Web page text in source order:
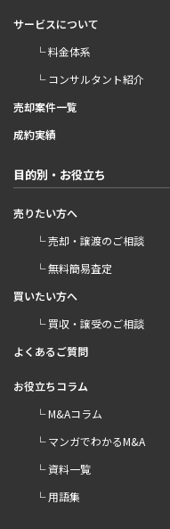
サービスについて
└ 料金体系
└ コンサルタント紹介
売却案件一覧
成約実績
目的別・お役立ち
売りたい方へ
└ 売却・譲渡のご相談
└ 無料簡易査定
買いたい方へ
└ 買収・譲受のご相談
よくあるご質問
お役立ちコラム
└ M&Aコラム
└ マンガでわかるM&A
└ 資料一覧
└ 用語集